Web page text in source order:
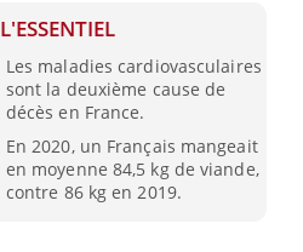
L'ESSENTIEL
Les maladies cardiovasculaires
sont la deuxième cause de
décès en France.
En 2020, un Français mangeait
en moyenne 84,5 kg de viande,
contre 86 kg en 2019.